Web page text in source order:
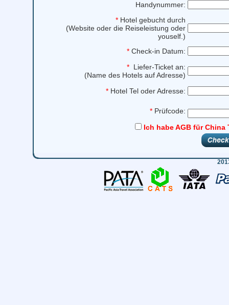
Handynummer:
* Hotel gebucht durch
(Website oder die Reiseleistung oder
youself.)
* Check-in Datum:
* Liefer-Ticket an:
(Name des Hotels auf Adresse)
* Hotel Tel oder Adresse:
* Prüfcode:
Ich habe AGB für